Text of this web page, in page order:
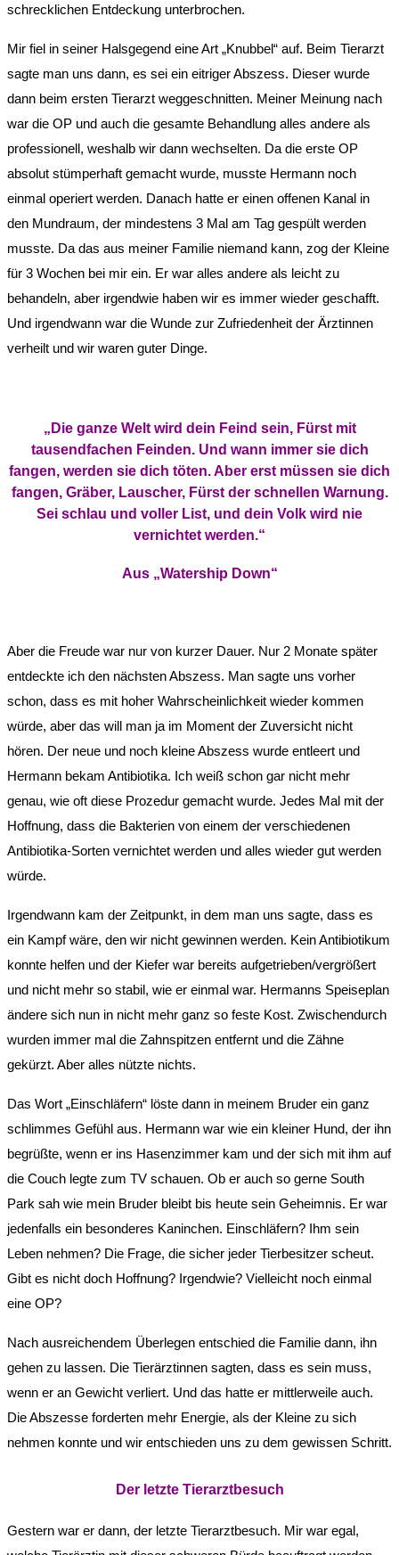
schrecklichen Entdeckung unterbrochen.
Mir fiel in seiner Halsgegend eine Art „Knubbel“ auf. Beim Tierarzt
sagte man uns dann, es sei ein eitriger Abszess. Dieser wurde
dann beim ersten Tierarzt weggeschnitten. Meiner Meinung nach
war die OP und auch die gesamte Behandlung alles andere als
professionell, weshalb wir dann wechselten. Da die erste OP
absolut stümperhaft gemacht wurde, musste Hermann noch
einmal operiert werden. Danach hatte er einen offenen Kanal in
den Mundraum, der mindestens 3 Mal am Tag gespült werden
musste. Da das aus meiner Familie niemand kann, zog der Kleine
für 3 Wochen bei mir ein. Er war alles andere als leicht zu
behandeln, aber irgendwie haben wir es immer wieder geschafft.
Und irgendwann war die Wunde zur Zufriedenheit der Ärztinnen
verheilt und wir waren guter Dinge.
„Die ganze Welt wird dein Feind sein, Fürst mit
tausendfachen Feinden. Und wann immer sie dich
fangen, werden sie dich töten. Aber erst müssen sie dich
fangen, Gräber, Lauscher, Fürst der schnellen Warnung.
Sei schlau und voller List, und dein Volk wird nie
vernichtet werden.“
Aus „Watership Down“
Aber die Freude war nur von kurzer Dauer. Nur 2 Monate später
entdeckte ich den nächsten Abszess. Man sagte uns vorher
schon, dass es mit hoher Wahrscheinlichkeit wieder kommen
würde, aber das will man ja im Moment der Zuversicht nicht
hören. Der neue und noch kleine Abszess wurde entleert und
Hermann bekam Antibiotika. Ich weiß schon gar nicht mehr
genau, wie oft diese Prozedur gemacht wurde. Jedes Mal mit der
Hoffnung, dass die Bakterien von einem der verschiedenen
Antibiotika-Sorten vernichtet werden und alles wieder gut werden
würde.
Irgendwann kam der Zeitpunkt, in dem man uns sagte, dass es
ein Kampf wäre, den wir nicht gewinnen werden. Kein Antibiotikum
konnte helfen und der Kiefer war bereits aufgetrieben/vergrößert
und nicht mehr so stabil, wie er einmal war. Hermanns Speiseplan
ändere sich nun in nicht mehr ganz so feste Kost. Zwischendurch
wurden immer mal die Zahnspitzen entfernt und die Zähne
gekürzt. Aber alles nützte nichts.
Das Wort „Einschläfern“ löste dann in meinem Bruder ein ganz
schlimmes Gefühl aus. Hermann war wie ein kleiner Hund, der ihn
begrüßte, wenn er ins Hasenzimmer kam und der sich mit ihm auf
die Couch legte zum TV schauen. Ob er auch so gerne South
Park sah wie mein Bruder bleibt bis heute sein Geheimnis. Er war
jedenfalls ein besonderes Kaninchen. Einschläfern? Ihm sein
Leben nehmen? Die Frage, die sicher jeder Tierbesitzer scheut.
Gibt es nicht doch Hoffnung? Irgendwie? Vielleicht noch einmal
eine OP?
Nach ausreichendem Überlegen entschied die Familie dann, ihn
gehen zu lassen. Die Tierärztinnen sagten, dass es sein muss,
wenn er an Gewicht verliert. Und das hatte er mittlerweile auch.
Die Abszesse forderten mehr Energie, als der Kleine zu sich
nehmen konnte und wir entschieden uns zu dem gewissen Schritt.
Der letzte Tierarztbesuch
Gestern war er dann, der letzte Tierarztbesuch. Mir war egal,